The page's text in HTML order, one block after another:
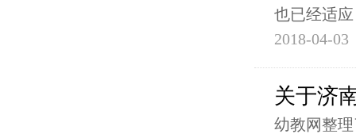
也已经适应
2018-04-03
关于济
幼教网整